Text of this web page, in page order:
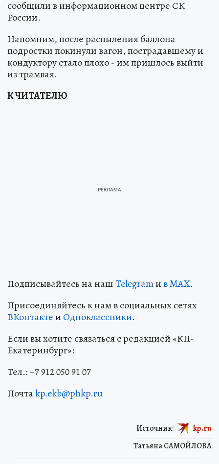
сообщили в информационном центре СК
России.
Напомним, после распыления баллона
подростки покинули вагон, пострадавшему и
кондуктору стало плохо - им пришлось выйти
из трамвая.
К ЧИТАТЕЛЮ
Подписывайтесь на нашTelegramив MAX.
Присоединяйтесь к нам в социальных сетях
ВКонтактеи Одноклассники.
Если вы хотите связаться с редакцией «КП-
Екатеринбург»:
Тел.: +7 912 050 91 07
Почтаkp.ekb@phkp.ru
Татьяна САМОЙЛОВА
Источник: kp.ru